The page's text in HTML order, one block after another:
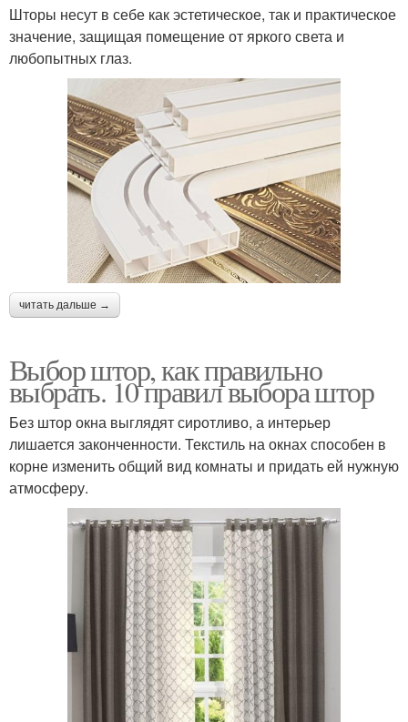
Шторы несут в себе как эстетическое, так и практическое
значение, защищая помещение от яркого света и
любопытных глаз.
читать дальше →
Выбор штор, как правильно
выбрать. 10 правил выбора штор
Без штор окна выглядят сиротливо, а интерьер
лишается законченности. Текстиль на окнах способен в
корне изменить общий вид комнаты и придать ей нужную
атмосферу.